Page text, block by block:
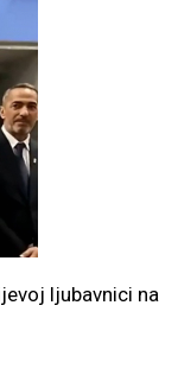
ljubavnici na